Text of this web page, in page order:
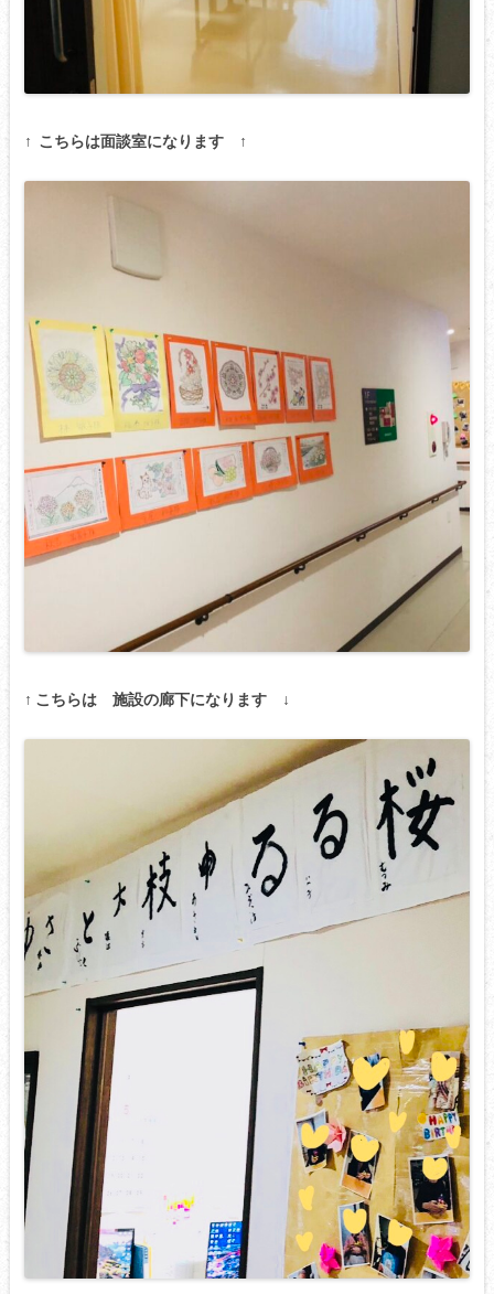
↑ こちらは面談室になります ↑
↑ こちらは 施設の廊下になります ↓